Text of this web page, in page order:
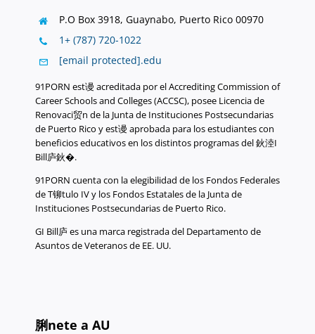
P.O Box 3918, Guaynabo, Puerto Rico 00970
1+ (787) 720-1022
[email protected].edu
91PORN est谩 acreditada por el Accrediting Commission of
Career Schools and Colleges (ACCSC), posee Licencia de
Renovaci贸n de la Junta de Instituciones Postsecundarias
de Puerto Rico y est谩 aprobada para los estudiantes con
beneficios educativos en los distintos programas del 鈥淕I
Bill庐鈥�.
91PORN cuenta con la elegibilidad de los Fondos Federales
de T铆tulo IV y los Fondos Estatales de la Junta de
Instituciones Postsecundarias de Puerto Rico.
GI Bill庐 es una marca registrada del Departamento de
Asuntos de Veteranos de EE. UU.
脷nete a AU